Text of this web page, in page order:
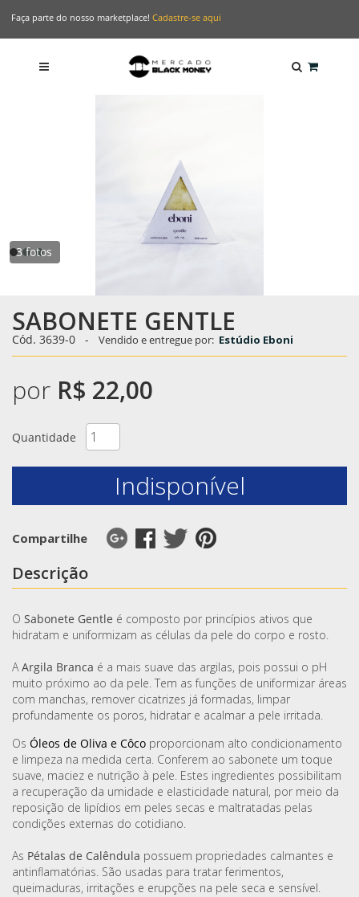
Faça parte do nosso marketplace! Cadastre-se aqui
3 fotos
SABONETE GENTLE
Cód. 3639-0 - Vendido e entregue por: Estúdio Eboni
por R$ 22,00
Quantidade
Indisponível
Compartilhe
Descrição
O Sabonete Gentle é composto por princípios ativos que
hidratam e uniformizam as células da pele do corpo e rosto.
AArgila Branca é a mais suave das argilas, pois possui o pH
muito próximo ao da pele. Tem as funções de uniformizar áreas
com manchas, remover cicatrizes já formadas, limpar
profundamente os poros, hidratar e acalmar a pele irritada.
Os Óleos de Oliva e Côco proporcionam alto condicionamento
e limpeza na medida certa. Conferem ao sabonete um toque
suave, maciez e nutrição à pele. Estes ingredientes possibilitam
a recuperação da umidade e elasticidade natural, por meio da
reposição de lipídios em peles secas e maltratadas pelas
condições externas do cotidiano.
As Pétalas de Calêndula possuem propriedades calmantes e
antinflamatórias. São usadas para tratar ferimentos,
queimaduras, irritações e erupções na pele seca e sensível.